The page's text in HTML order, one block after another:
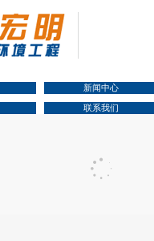
新闻中心
联系我们